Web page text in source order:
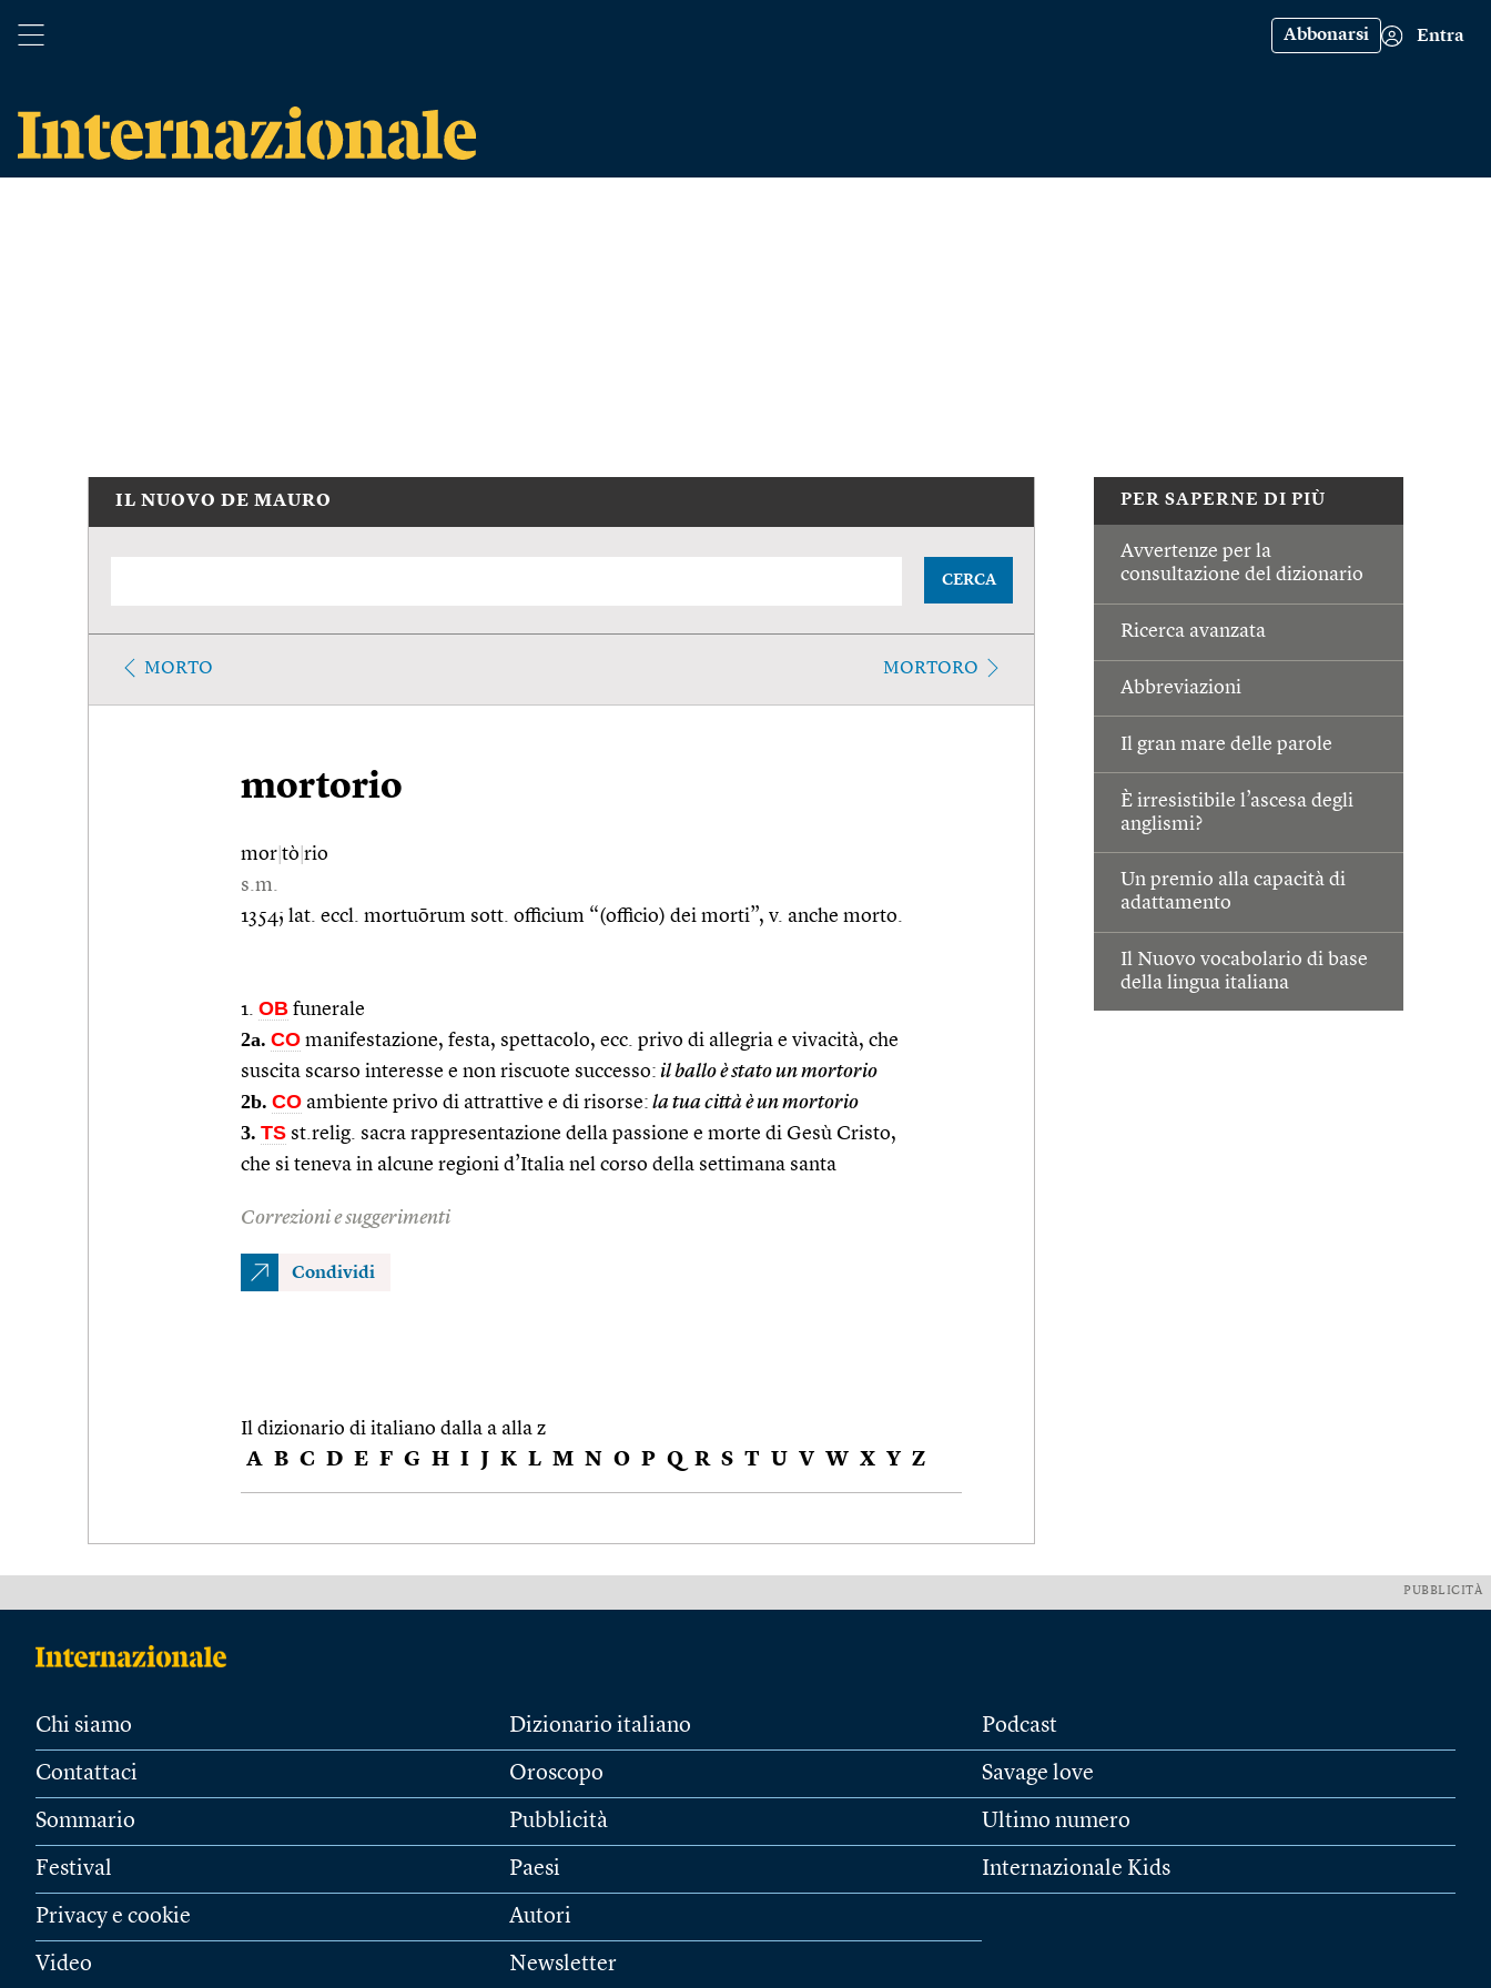
Abbonarsi Entra
PER SAPERNE DI PIÙ
Avvertenze per la
consultazione del dizionario
Ricerca avanzata
Abbreviazioni
Il gran mare delle parole
È irresistibile l’ascesa degli
anglismi?
Un premio alla capacità di
adattamento
Il Nuovo vocabolario di base
della lingua italiana
IL NUOVO DE MAURO
CERCA
MORTO MORTORO
mortorio
mor tò rio
s.m.
1354; lat. eccl. mortuōrum sott. officium “(officio) dei morti”, v. anche morto.
1. OB funerale
2a. CO manifestazione, festa, spettacolo, ecc. privo di allegria e vivacità, che
suscita scarso interesse e non riscuote successo: il ballo è stato un mortorio
2b. CO ambiente privo di attrattive e di risorse: la tua città è un mortorio
3. TS st.relig. sacra rappresentazione della passione e morte di Gesù Cristo,
che si teneva in alcune regioni d’Italia nel corso della settimana santa
Correzioni e suggerimenti
Condividi
Il dizionario di italiano dalla a alla z
A B C D E F G H I J K L M N O P Q R S T U V W X Y Z
PUBBLICITÀ
Chi siamo
Contattaci
Sommario
Festival
Privacy e cookie
Video
Dizionario italiano
Oroscopo
Pubblicità
Paesi
Autori
Newsletter
Podcast
Savage love
Ultimo numero
Internazionale Kids